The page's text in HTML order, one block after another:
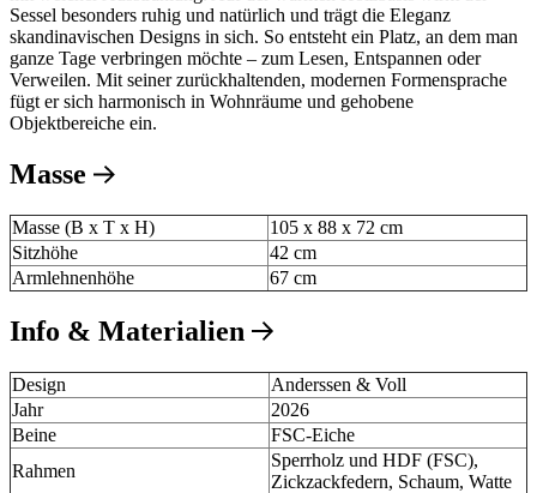
Sessel besonders ruhig und natürlich und trägt die Eleganz
skandinavischen Designs in sich. So entsteht ein Platz, an dem man
ganze Tage verbringen möchte – zum Lesen, Entspannen oder
Verweilen. Mit seiner zurückhaltenden, modernen Formensprache
fügt er sich harmonisch in Wohnräume und gehobene
Objektbereiche ein.
Masse
Masse (B x T x H)
105 x 88 x 72 cm
Sitzhöhe
42 cm
Armlehnenhöhe
67 cm
Info & Materialien
Design
Anderssen & Voll
Jahr
2026
Beine
FSC-Eiche
Rahmen
Sperrholz und HDF (FSC),
Zickzackfedern, Schaum, Watte